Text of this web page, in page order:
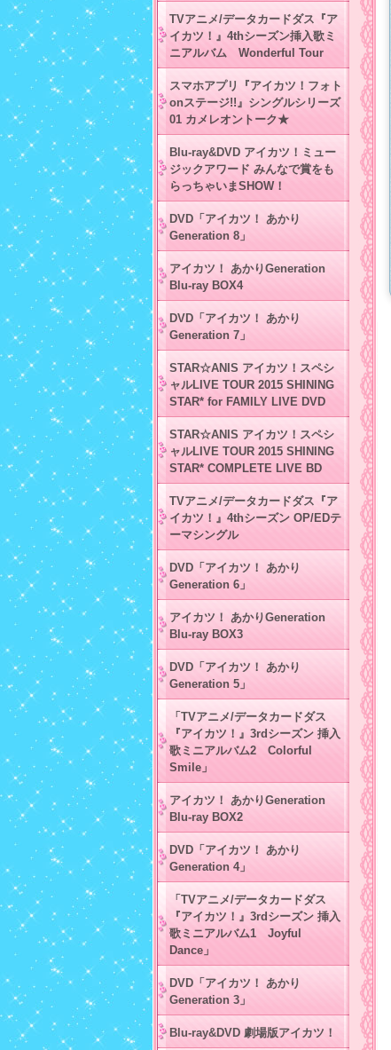
TVアニメ/データカードダス『ア
イカツ！』4thシーズン挿入歌ミ
ニアルバム Wonderful Tour
スマホアプリ『アイカツ！フォト
onステージ!!』シングルシリーズ
01 カメレオントーク★
Blu-ray&DVD アイカツ！ミュー
ジックアワード みんなで賞をも
らっちゃいまSHOW！
DVD「アイカツ！ あかり
Generation 8」
アイカツ！ あかりGeneration
Blu-ray BOX4
DVD「アイカツ！ あかり
Generation 7」
STAR☆ANIS アイカツ！スペシ
ャルLIVE TOUR 2015 SHINING
STAR* for FAMILY LIVE DVD
STAR☆ANIS アイカツ！スペシ
ャルLIVE TOUR 2015 SHINING
STAR* COMPLETE LIVE BD
TVアニメ/データカードダス『ア
イカツ！』4thシーズン OP/EDテ
ーマシングル
DVD「アイカツ！ あかり
Generation 6」
アイカツ！ あかりGeneration
Blu-ray BOX3
DVD「アイカツ！ あかり
Generation 5」
「TVアニメ/データカードダス
『アイカツ！』3rdシーズン 挿入
歌ミニアルバム2 Colorful
Smile」
アイカツ！ あかりGeneration
Blu-ray BOX2
DVD「アイカツ！ あかり
Generation 4」
「TVアニメ/データカードダス
『アイカツ！』3rdシーズン 挿入
歌ミニアルバム1 Joyful
Dance」
DVD「アイカツ！ あかり
Generation 3」
Blu-ray&DVD 劇場版アイカツ！